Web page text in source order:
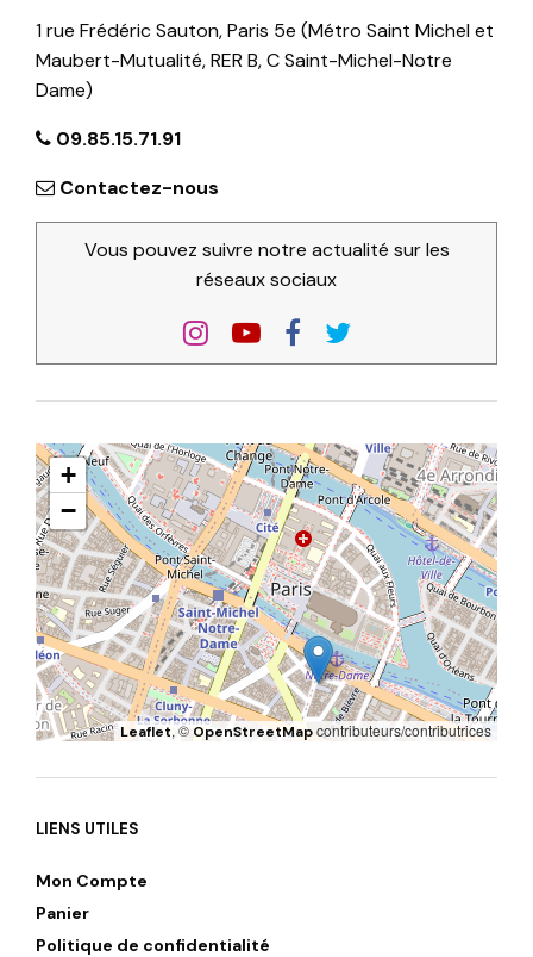
1 rue Frédéric Sauton, Paris 5e (Métro Saint Michel et
Maubert-Mutualité, RER B, C Saint-Michel-Notre
Dame)
09.85.15.71.91
Contactez-nous
Vous pouvez suivre notre actualité sur les
réseaux sociaux
+
−
Leaflet, ©OpenStreetMapcontributeurs/contributrices
LIENS UTILES
Mon Compte
Panier
Politique de confidentialité